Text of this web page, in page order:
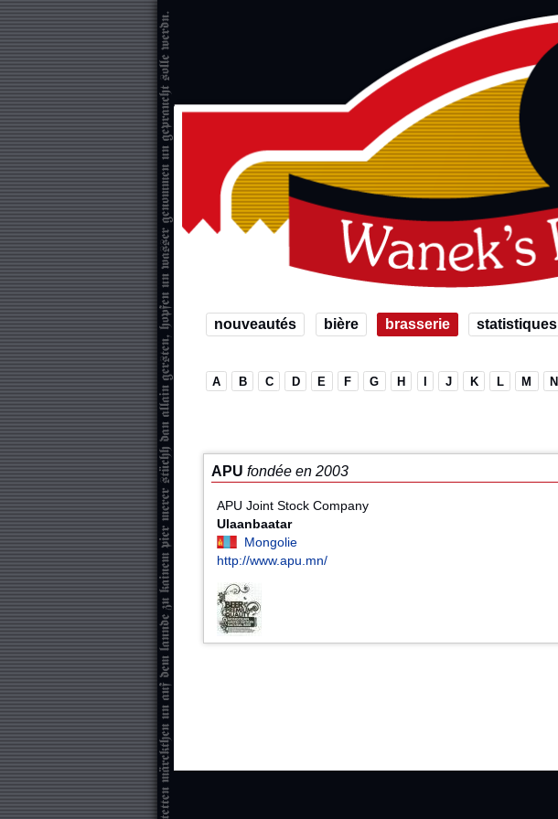
nouveautés bière brasserie statistiques
A B C D E F G H J K L M N
APU fondée en 2003
APU Joint Stock Company
Ulaanbaatar
Mongolie
http://www.apu.mn/